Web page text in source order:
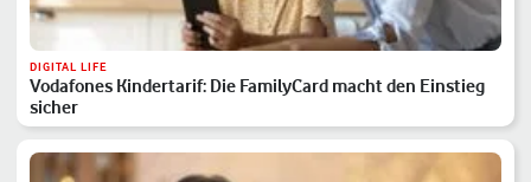
DIGITAL LIFE
Vodafones Kindertarif: Die FamilyCard macht den Einstieg
sicher